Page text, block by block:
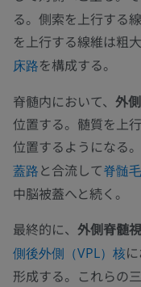
る。側索を上行する
を上行する線維は粗
床路を構成する。
脊髄内において、 外
位置する。髄質を上
位置するようになる。
蓋路と合流して脊髄
中脳被蓋へと続く。
最終的に、 外側脊髄
側後外側（VPL）核
形成する。これらの